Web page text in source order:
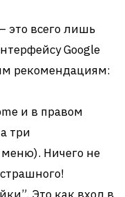
это всего лишь
Google
рекомендациям:
и в правом
три
Ничего не